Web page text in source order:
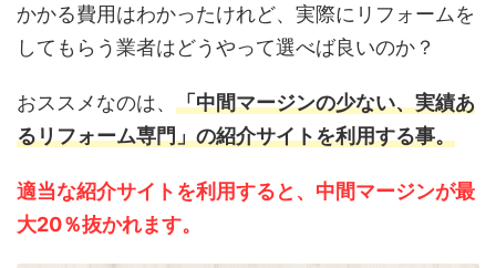
かかる費用はわかったけれど、実際にリフォームを
してもらう業者はどうやって選べば良いのか？
おススメなのは、 「中間マージンの少ない、実績あ
るリフォーム専門」の紹介サイトを利用する事。
適当な紹介サイトを利用すると、中間マージンが最
大20％抜かれます。